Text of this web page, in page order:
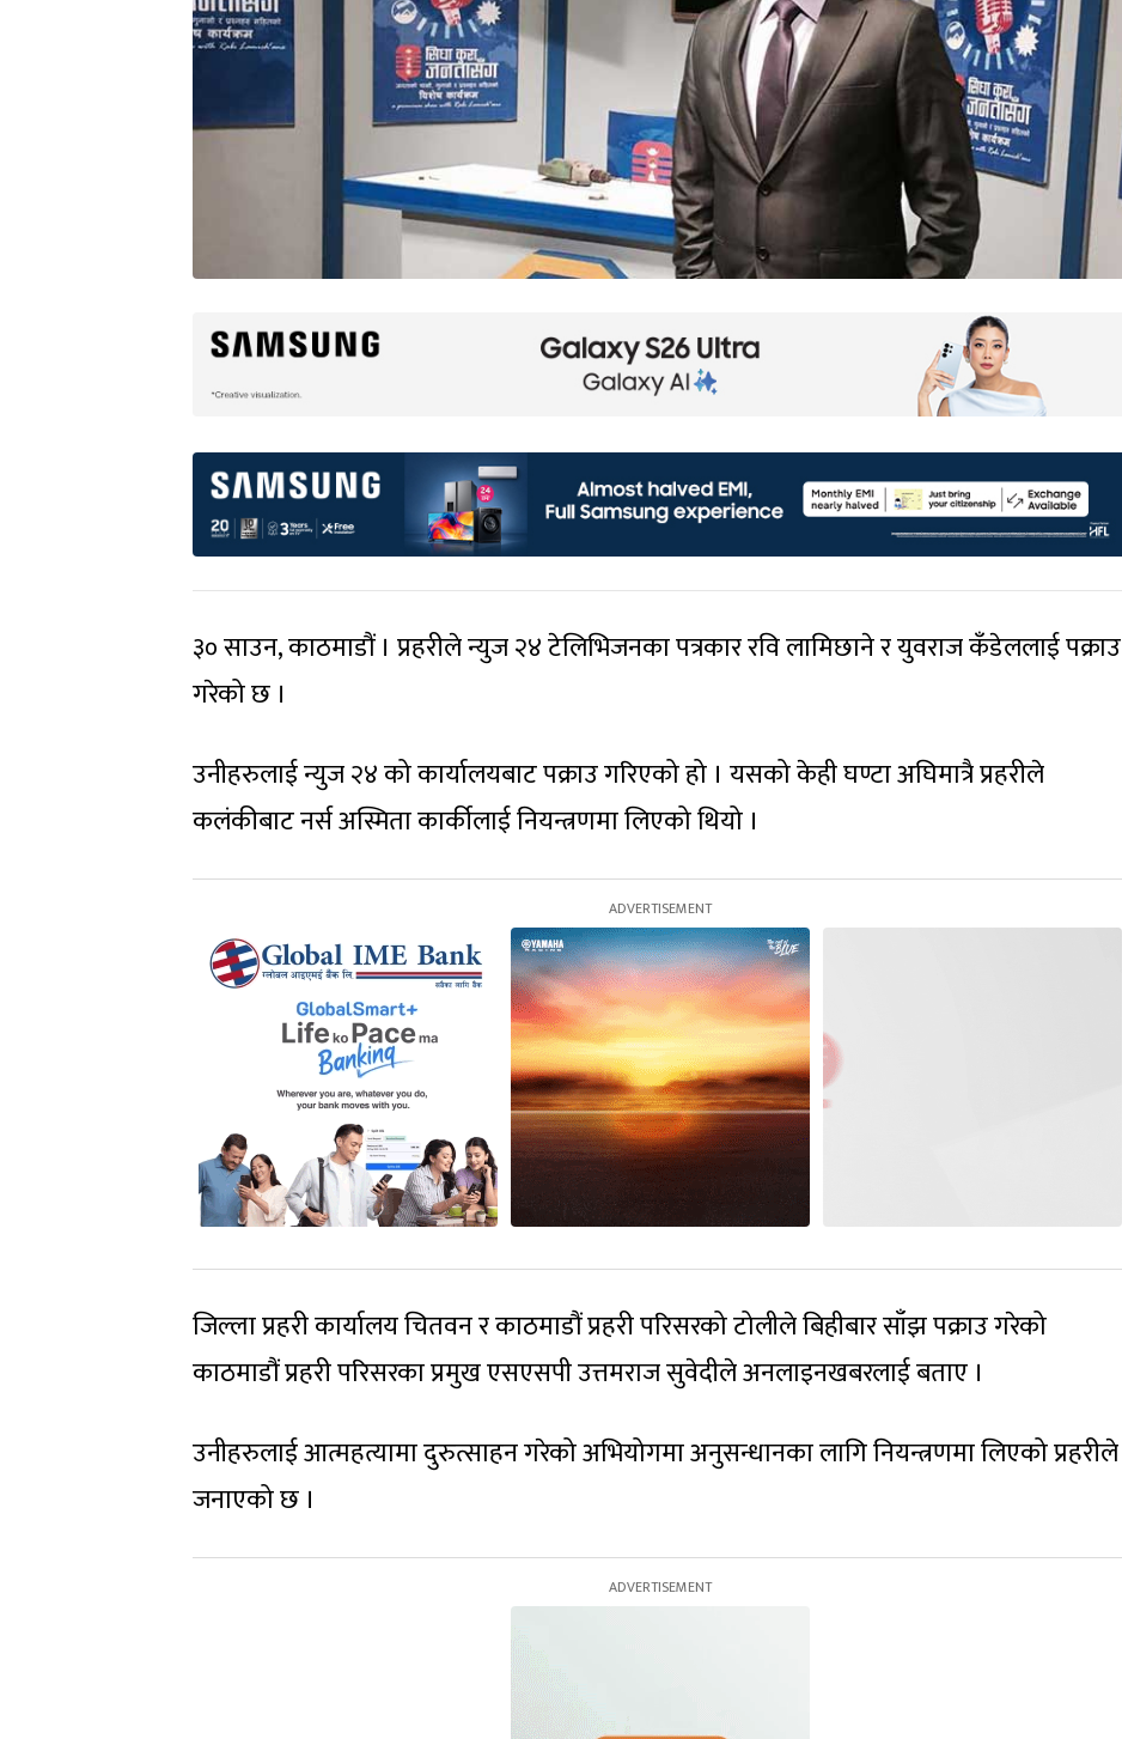
३० साउन, काठमाडौं । प्रहरीले न्युज २४ टेलिभिजनका पत्रकार रवि लामिछाने र युवराज कँडेललाई पक्राउ
गरेको छ ।
उनीहरुलाई न्युज २४ को कार्यालयबाट पक्राउ गरिएको हो । यसको केही घण्टा अघिमात्रै प्रहरीले
कलंकीबाट नर्स अस्मिता कार्कीलाई नियन्त्रणमा लिएको थियो ।
जिल्ला प्रहरी कार्यालय चितवन र काठमाडौं प्रहरी परिसरको टोलीले बिहीबार साँझ पक्राउ गरेको
काठमाडौं प्रहरी परिसरका प्रमुख एसएसपी उत्तमराज सुवेदीले अनलाइनखबरलाई बताए ।
उनीहरुलाई आत्महत्यामा दुरुत्साहन गरेको अभियोगमा अनुसन्धानका लागि नियन्त्रणमा लिएको प्रहरीले
जनाएको छ ।